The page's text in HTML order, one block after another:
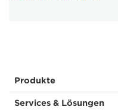
Produkte
Services & Lösungen